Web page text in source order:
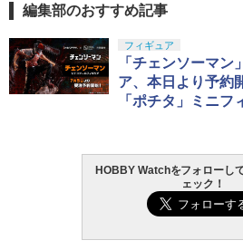
アクセサリー シ
￥550
マンダロリア
ットマスコット
￥5,380
ャパシリーズ用
￥1,078
8000 用 メー
ネコポス ゆう
￥1,269
￥132
￥437
スーパーFM 蛍
1
タカラトミー
K トランスフォ
NL-07 サウンド
￥4,440
TAMASHII
ツ（真骨彫製法
RX 約150mm
1
BANDAI
30MS SIS-J00
分け済みプラモ
￥4,200
HG 機動戦士ガ
ニオンフラッグ
色分け済みプラ
￥1,850
1
東京マルイ
ト ガバメント
ハンドガン
￥3,384
東京マルイ
バックマシンガ
小銃 18歳以上
￥193,900
1
GSIクレオス
ミアムトップコ
ホビー用仕上材
￥748
タミヤ クラフ
先細薄刃ニッパ
モデル用工具
￥2,781
編集部のおすすめ記事
フィギュア
「チェンソーマン
ア、本日より予
「ポチタ」ミニフ
HOBBY Watchをフォローし
ェック！